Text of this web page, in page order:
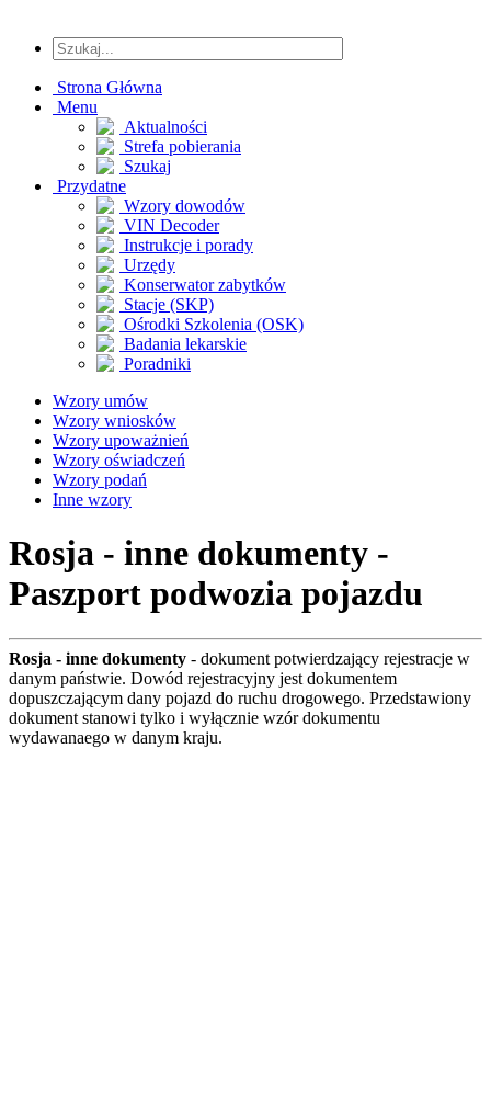
Strona Główna
Menu
Aktualności
Strefa pobierania
Szukaj
Przydatne
Wzory dowodów
VIN Decoder
Instrukcje i porady
Urzędy
Konserwator zabytków
Stacje (SKP)
Ośrodki Szkolenia (OSK)
Badania lekarskie
Poradniki
Wzory umów
Wzory wniosków
Wzory upoważnień
Wzory oświadczeń
Wzory podań
Inne wzory
Rosja - inne dokumenty -
Paszport podwozia pojazdu
Rosja - inne dokumenty - dokument potwierdzający rejestracje w
danym państwie. Dowód rejestracyjny jest dokumentem
dopuszczającym dany pojazd do ruchu drogowego. Przedstawiony
dokument stanowi tylko i wyłącznie wzór dokumentu
wydawanaego w danym kraju.